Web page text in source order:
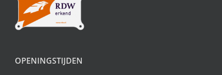
OPENINGSTIJDEN